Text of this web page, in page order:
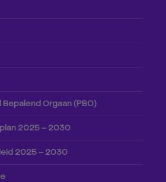
Orgaan (PBO)
2025 – 2030
2025 – 2030